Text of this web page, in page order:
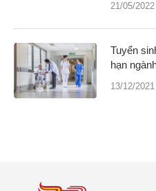
21/05/2022
Tuyển
hạn
13/12/2021